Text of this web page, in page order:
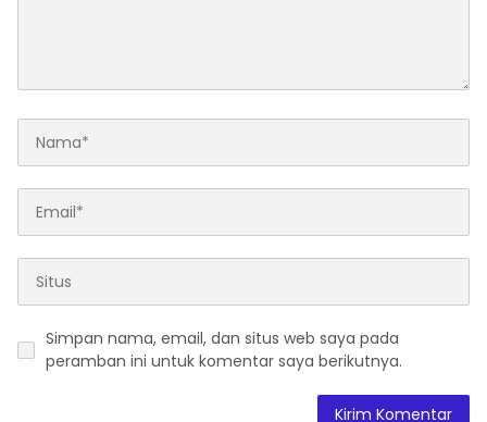
Simpan nama, email, dan situs web saya pada
peramban ini untuk komentar saya berikutnya.